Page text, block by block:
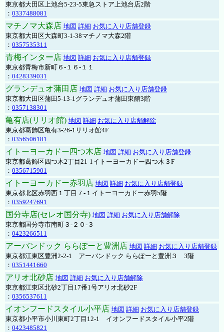
東京都大田区上池台5-23-5東急ストア上池台店2階
： 0337488081
マチノマ大森店 地図 詳細 お気に入り店舗登録
東京都大田区大森町3-1-38マチノマ大森2階
： 0357535311
青梅インター店 地図 詳細 お気に入り店舗登録
東京都青梅市新町６-１６-１１
： 0428339031
グランデュオ蒲田店 地図 詳細 お気に入り店舗登録
東京都大田区蒲田5-13-1グランデュオ蒲田東館3階
： 0357138301
亀有店(リリオ館) 地図 詳細 お気に入り店舗解除
東京都葛飾区亀有3-26-1リリオ館4F
： 0356506181
イトーヨーカドー四つ木店 地図 詳細 お気に入り店舗登録
東京都葛飾区四つ木2丁目21-1イトーヨーカドー四つ木３F
： 0356715901
イトーヨーカドー赤羽店 地図 詳細 お気に入り店舗登録
東京都北区赤羽西１丁目７-１イトーヨーカドー赤羽5階
： 0359247691
国分寺店(セレオ国分寺) 地図 詳細 お気に入り店舗解除
東京都国分寺市南町３-２０-３
： 0423266511
アーバンドック ららぽーと豊洲店 地図 詳細 お気に入り店舗登録
東京都江東区豊洲2-2-1 アーバンドック ららぽーと豊洲３ 3階
： 0351441660
アリオ北砂店 地図 詳細 お気に入り店舗解除
東京都江東区北砂2丁目17番1号アリオ北砂2F
： 0356537611
イオンフードスタイル小平店 地図 詳細 お気に入り店舗登録
東京都小平市小川東町2丁目12-1 イオンフードスタイル小平2階
： 0423485821